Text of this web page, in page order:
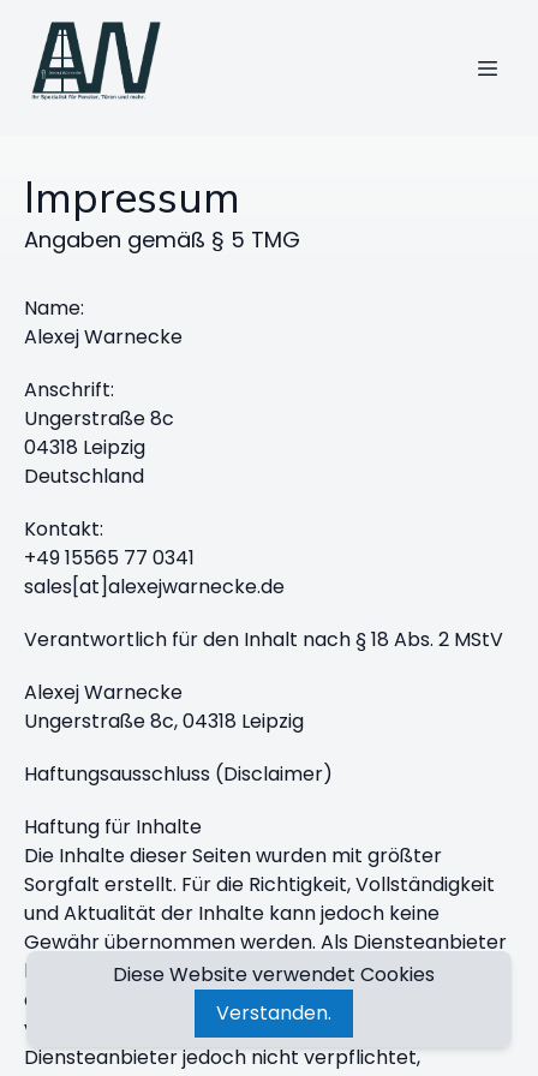
Impressum
Angaben gemäß § 5 TMG
Name:
Alexej Warnecke
Anschrift:
Ungerstraße 8c
04318 Leipzig
Deutschland
Kontakt:
+49 15565 77 0341
sales[at]alexejwarnecke.de
Verantwortlich für den Inhalt nach § 18 Abs. 2 MStV
Alexej Warnecke
Ungerstraße 8c, 04318 Leipzig
Haftungsausschluss (Disclaimer)
Haftung für Inhalte
Die Inhalte dieser Seiten wurden mit größter
Sorgfalt erstellt. Für die Richtigkeit, Vollständigkeit
und Aktualität der Inhalte kann jedoch keine
Gewähr übernommen werden. Als Diensteanbieter
bin ich gemäß § 7 Abs. 1 TMG für eigene Inhalte auf
diesen Seiten nach den allgemeinen Gesetzen
verantwortlich. Nach §§ 8 bis 10 TMG bin ich als
Diensteanbieter jedoch nicht verpflichtet,
Diese Website verwendet Cookies
Verstanden.